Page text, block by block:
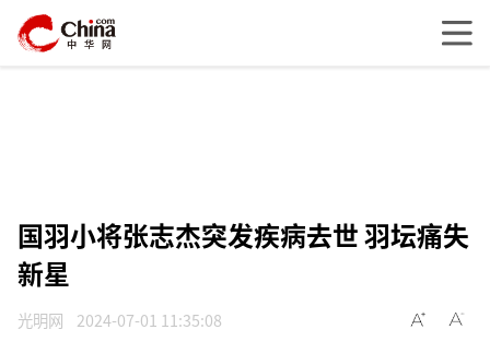
国羽小将张志杰突发疾病去世 羽坛痛失
新星
光明网 2024-07-01 11:35:08